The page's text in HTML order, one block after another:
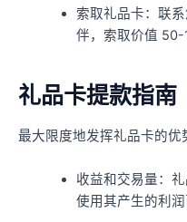
索取礼品卡：联
伴，索取价值 50-
礼品卡提款指南
最大限度地发挥礼品卡的优
收益和交易量：
使用其产生的利润